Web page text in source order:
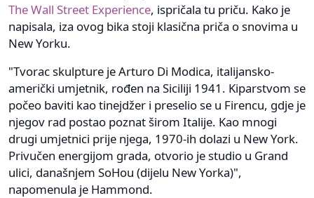
The Wall Street Experience, ispričala tu priču. Kako je
napisala, iza ovog bika stoji klasična priča o snovima u
New Yorku.
"Tvorac skulpture je Arturo Di Modica, italijansko-
američki umjetnik, rođen na Siciliji 1941. Kiparstvom se
počeo baviti kao tinejdžer i preselio se u Firencu, gdje je
njegov rad postao poznat širom Italije. Kao mnogi
drugi umjetnici prije njega, 1970-ih dolazi u New York.
Privučen energijom grada, otvorio je studio u Grand
ulici, današnjem SoHou (dijelu New Yorka)",
napomenula je Hammond.